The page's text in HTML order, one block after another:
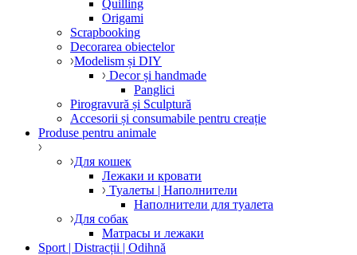
Quilling
Origami
Scrapbooking
Decorarea obiectelor
Modelism și DIY
Decor și handmade
Panglici
Pirogravură și Sculptură
Accesorii și consumabile pentru creație
Produse pentru animale
Для кошек
Лежаки и кровати
Туалеты | Наполнители
Наполнители для туалета
Для собак
Матрасы и лежаки
Sport | Distracții | Odihnă